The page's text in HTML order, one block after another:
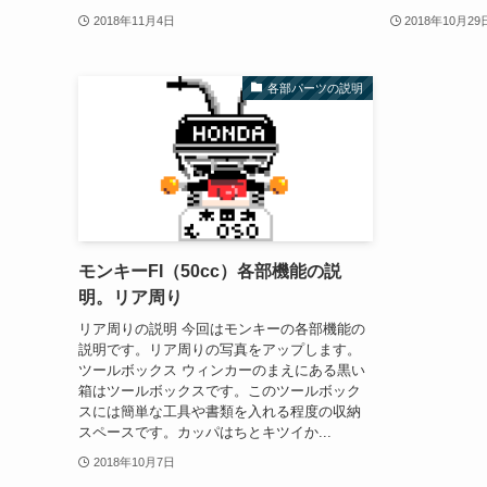
2018年11月4日 2018年10月29
各部パーツの説明
モンキーFI（50cc）各部機能の説
明。リア周り
リア周りの説明 今回はモンキーの各部機能の
説明です。リア周りの写真をアップします。
ツールボックス ウィンカーのまえにある黒い
箱はツールボックスです。このツールボック
スには簡単な工具や書類を入れる程度の収納
スペースです。カッパはちとキツイか...
2018年10月7日